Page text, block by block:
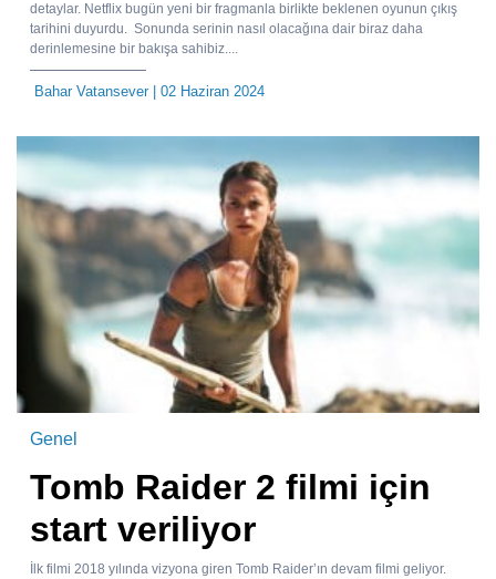
detaylar. Netflix bugün yeni bir fragmanla birlikte beklenen oyunun çıkış
tarihini duyurdu. Sonunda serinin nasıl olacağına dair biraz daha
derinlemesine bir bakışa sahibiz....
Bahar Vatansever| 02 Haziran 2024
Genel
Tomb Raider 2 filmi için
start veriliyor
İlk filmi 2018 yılında vizyona giren Tomb Raider’ın devam filmi geliyor.